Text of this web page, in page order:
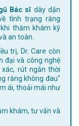
Bác sĩdày dặn
tình trạng răng
thăm khám kỹ
an toàn.
đại và công nghệ
rút ngắn thời
răng không đau"
ái, thoải mái như